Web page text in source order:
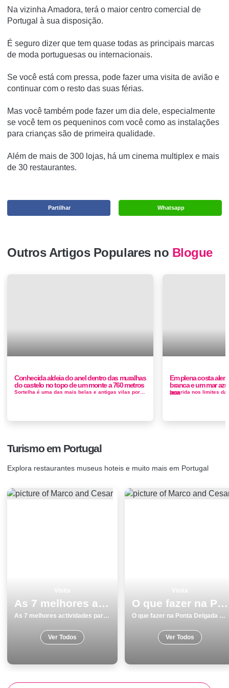
Na vizinha Amadora, terá o maior centro comercial de
Portugal à sua disposição.
É seguro dizer que tem quase todas as principais marcas
de moda portuguesas ou internacionais.
Se você está com pressa, pode fazer uma visita de avião e
continuar com o resto das suas férias.
Mas você também pode fazer um dia dele, especialmente
se você tem os pequeninos com você como as instalações
para crianças são de primeira qualidade.
Além de mais de 300 lojas, há um cinema multiplex e mais
de 30 restaurantes.
Whatsapp
Partilhar
Outros Artigos Populares no Blogue
Conhecida aldeia do anel dentro das muralhas
do castelo no topo de um monte a 760 metros
Em plena costa
branca e um mar
aca
Turismo em Portugal
Explora restaurantes museus hoteis e muito mais em Portugal
As 7 melhores actividades para fazer e visitar em MelgaÃ§o
As 7 melhores actividades para fazer e visitar em MelgaÃ§o
Ver Todos
O que fazer na Ponta Delgada os 10 melhores locais para visitar
O que fazer na Ponta Delgada os 10 melhores locais para visitar
Ver Todos